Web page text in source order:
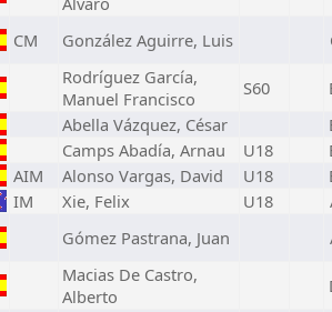
CM González Aguirre, Luis
Rodríguez García,
Manuel Francisco
S60
Abella Vázquez, César
Camps Abadía, Arnau U18
AIM Alonso Vargas, David U18
IM Xie, Felix U18
Gómez Pastrana, Juan
Macias De Castro,
Alberto